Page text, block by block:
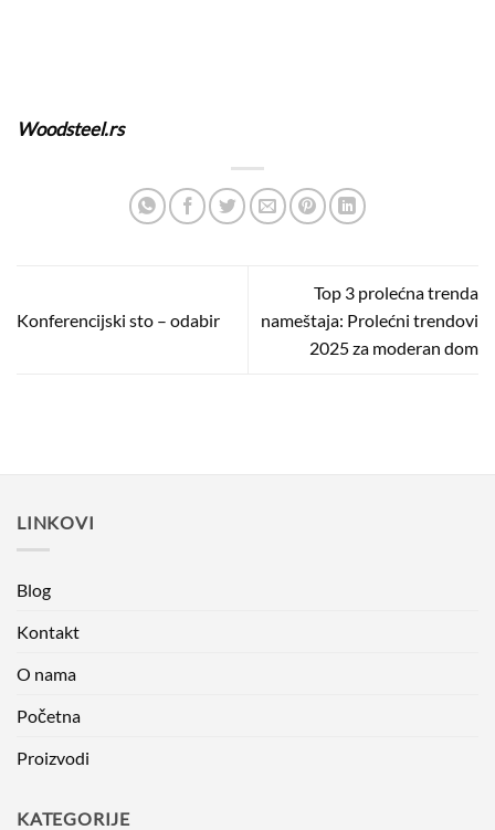
Woodsteel.rs
Konferencijski sto – odabir
Top 3 prolećna trenda
nameštaja: Prolećni trendovi
2025 za moderan dom
LINKOVI
Blog
Kontakt
O nama
Početna
Proizvodi
KATEGORIJE